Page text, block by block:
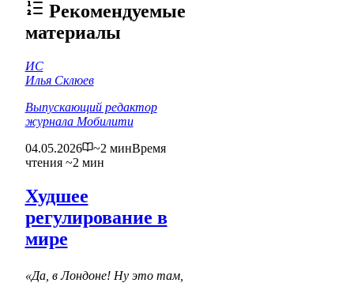
Рекомендуемые
материалы
ИС
Илья Склюев
Выпускающий редактор
журнала Мобилити
04.05.2026
~2 минВремя
чтения ~2 мин
Худшее
регулирование в
мире
«Да, в Лондоне! Ну это там,